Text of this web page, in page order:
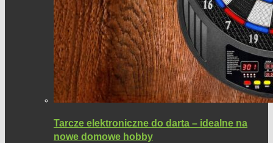
Tarcze elektroniczne do darta – idealne na
nowe domowe hobby